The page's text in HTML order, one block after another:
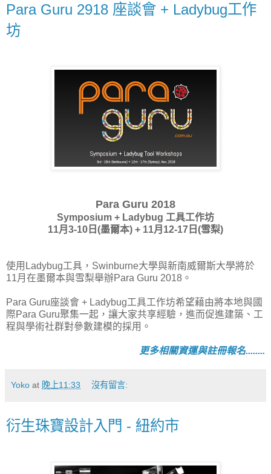
Para Guru 2918 座談會 + Ladybug工作
坊
Para Guru 2018
Symposium + Ladybug 工具工作坊
11月3-10日(墨爾本) + 11月12-17日(雪梨)
使用Ladybug工具，Swinburne大學與新南威爾斯大學將於
11月在墨爾本與雪梨舉辦Para Guru 2018。
Para Guru座談會 + Ladybug工具工作坊希望藉由將本地與國
際Para Guru聚集一起，讓大家共享經驗，進而促進建築、工
程與學術社群對參數建模的採用。
更多相關資運與註冊報名........
Yoko at 晚上11:33 沒有留言:
衍生珠寶設計入門 - 紐約市